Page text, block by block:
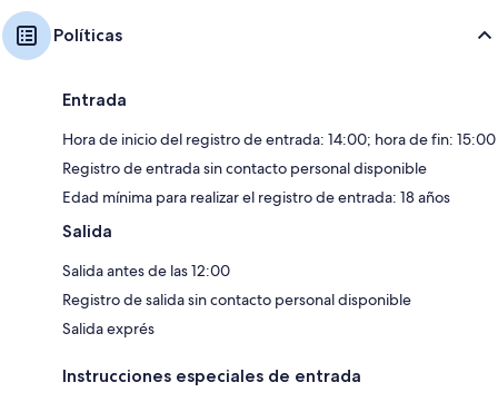
Políticas
Entrada
Hora de inicio del registro de entrada: 14:00; hora de fin: 15:00
Registro de entrada sin contacto personal disponible
Edad mínima para realizar el registro de entrada: 18 años
Salida
Salida antes de las 12:00
Registro de salida sin contacto personal disponible
Salida exprés
Instrucciones especiales de entrada